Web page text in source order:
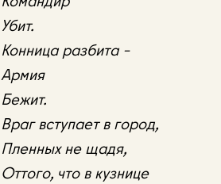
Убит.
Конница разбита –
Армия
Бежит.
Враг вступает в город,
Пленных не щадя,
Оттого, что в кузнице